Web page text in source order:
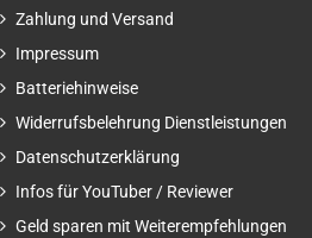
Zahlung und Versand
Impressum
Batteriehinweise
Widerrufsbelehrung Dienstleistungen
Datenschutzerklärung
Infos für YouTuber / Reviewer
Geld sparen mit Weiterempfehlungen